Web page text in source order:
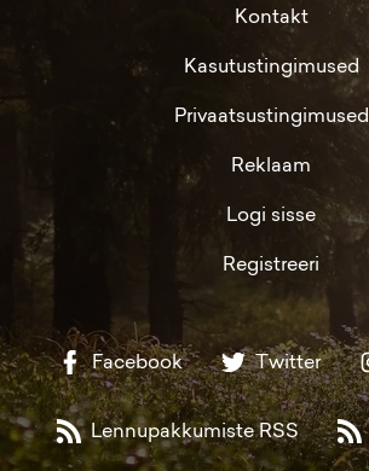
Kontakt
Kasutustingimused
Privaatsustingimused
Reklaam
Logi sisse
Registreeri
Facebook Twitter
Lennupakkumiste RSS